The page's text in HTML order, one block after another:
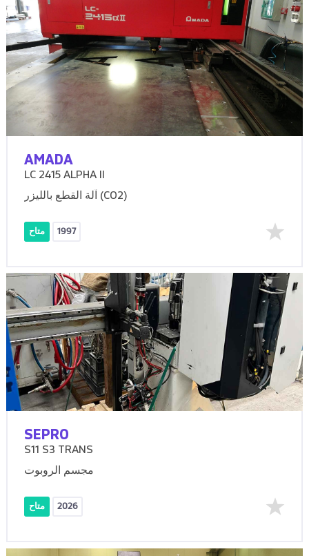
AMADA
LC 2415 ALPHA II
آلة القطع بالليزر (CO2)
متاح 1997
SEPRO
S11 S3 TRANS
مجسم الروبوت
متاح 2026